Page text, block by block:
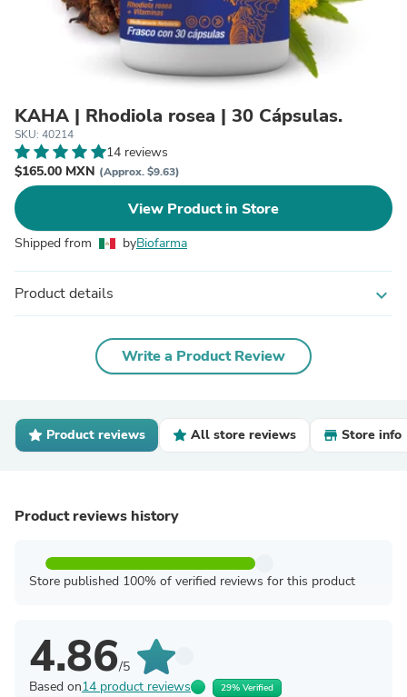
KAHA | Rhodiola rosea | 30 Cápsulas.
SKU: 40214
14 reviews
$165.00 MXN (Approx. $9.63)
View Product in Store
Shipped from byBiofarma
Product details expand_more
Write a Product Review
Product reviews All store reviews Store info
Product reviews history
Store published 100% of verified reviews for this product
4.86/5
Based on14 product reviews 29% Verified